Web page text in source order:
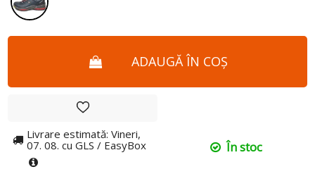
ADAUGĂ ÎN COȘ
Livrare estimată: Vineri,
07. 08. cu GLS / EasyBox
În stoc